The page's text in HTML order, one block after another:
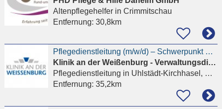
Altenpflegehelferin Crimmitschau
Entfernung: 30,8km
Pflegedienstleitung (m/w/d) – Schwerpunkt Rehabilitation
Klinik an der Weißenburg - Verwaltungsdirektion
Pflegedienstleitung in Uhlstädt-Kirchhasel, Weißen
Entfernung: 35,2km